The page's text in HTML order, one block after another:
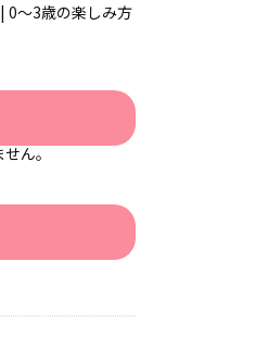
0〜3歳の楽しみ方
ん。